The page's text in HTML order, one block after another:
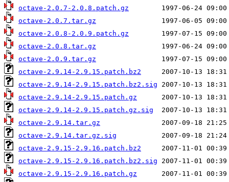
octave-2.0.7-2.0.8.patch.gz
octave-2.0.7.tar.gz
octave-2.0.8-2.0.9.patch.gz
octave-2.0.8.tar.gz
octave-2.0.9.tar.gz
octave-2.9.14-2.9.15.patch.bz2
octave-2.9.14-2.9.15.patch.bz2.sig
octave-2.9.14-2.9.15.patch.gz
octave-2.9.14-2.9.15.patch.gz.sig
octave-2.9.14.tar.gz
octave-2.9.14.tar.gz.sig
octave-2.9.15-2.9.16.patch.bz2
octave-2.9.15-2.9.16.patch.bz2.sig
octave-2.9.15-2.9.16.patch.gz